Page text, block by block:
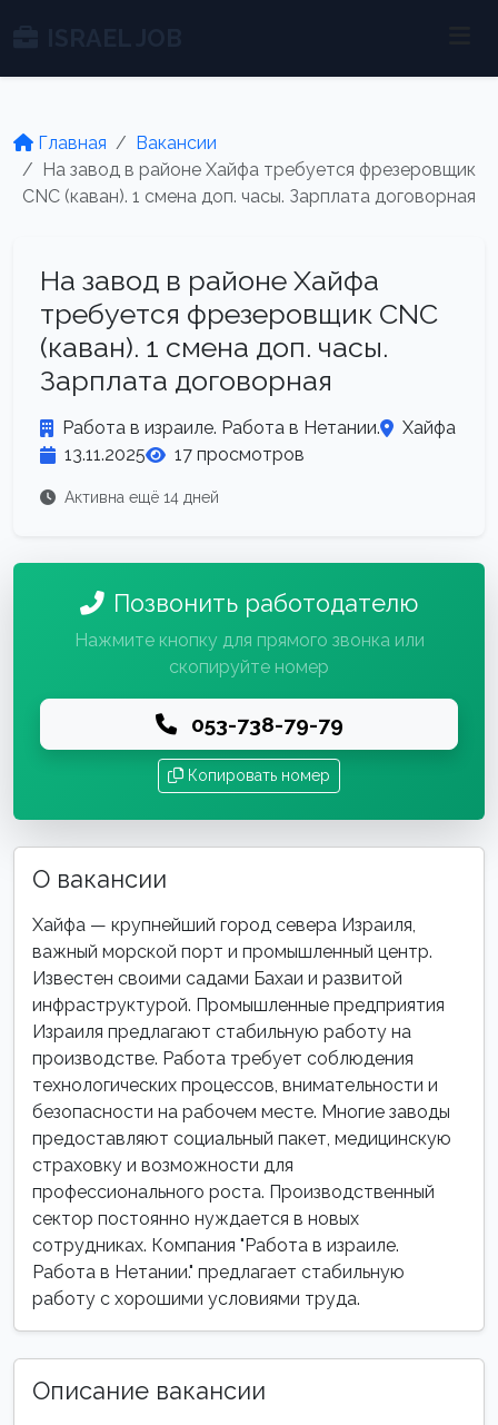
Главная
Вакансии
На завод в районе Хайфа требуется фрезеровщик
CNC (каван). 1 смена доп. часы. Зарплата договорная
На завод в районе Хайфа
требуется фрезеровщик CNC
(каван). 1 смена доп. часы.
Зарплата договорная
Работа в израиле. Работа в Нетании.
Хайфа
13.11.2025
17 просмотров
Активна ещё 14 дней
Позвонить работодателю
Нажмите кнопку для прямого звонка или
скопируйте номер
053-738-79-79
Копировать номер
О вакансии
Хайфа — крупнейший город севера Израиля,
важный морской порт и промышленный центр.
Известен своими садами Бахаи и развитой
инфраструктурой. Промышленные предприятия
Израиля предлагают стабильную работу на
производстве. Работа требует соблюдения
технологических процессов, внимательности и
безопасности на рабочем месте. Многие заводы
предоставляют социальный пакет, медицинскую
страховку и возможности для
профессионального роста. Производственный
сектор постоянно нуждается в новых
сотрудниках. Компания "Работа в израиле.
Работа в Нетании." предлагает стабильную
работу с хорошими условиями труда.
Описание вакансии